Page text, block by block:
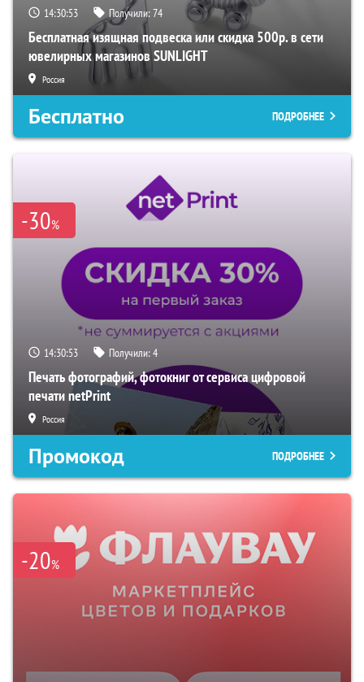
14:30:52 Получили:74
Бесплатная изящная подвеска или скидка 500р. в сети
ювелирных магазинов SUNLIGHT
Россия
Бесплатно ПОДРОБНЕЕ
-30%
14:30:52 Получили:4
Печать фотографий, фотокниг от сервиса цифровой
печати netPrint
Россия
Промокод ПОДРОБНЕЕ
-20%